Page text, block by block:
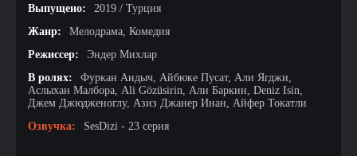
Выпущено:
2019 / Турция
Жанр:
Мелодрама, Комедия
Режиссер:
Эндер Михлар
В ролях:
Фуркан Андыч, Айбюке Пусат, Али Ягджи,
Аслыхан Малбора, Ali Gözüsirin, Али Баркин, Deniz Isin,
Джем Джюдженоглу, Азиз Джанер Инан, Айфер Токатли
Озвучка:
SesDizi - 23 серия